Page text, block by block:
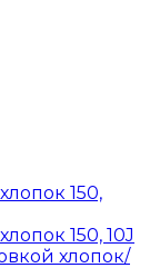
150,
150, 10J
хлопок/